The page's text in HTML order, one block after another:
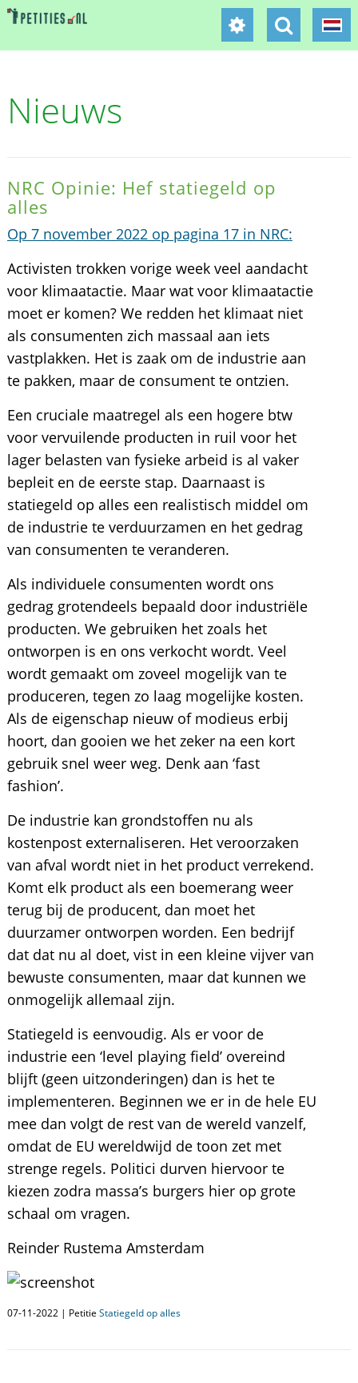
Nieuws
NRC Opinie: Hef statiegeld op
alles
Op 7 november 2022 op pagina 17 in NRC:
Activisten trokken vorige week veel aandacht
voor klimaatactie. Maar wat voor klimaatactie
moet er komen? We redden het klimaat niet
als consumenten zich massaal aan iets
vastplakken. Het is zaak om de industrie aan
te pakken, maar de consument te ontzien.
Een cruciale maatregel als een hogere btw
voor vervuilende producten in ruil voor het
lager belasten van fysieke arbeid is al vaker
bepleit en de eerste stap. Daarnaast is
statiegeld op alles een realistisch middel om
de industrie te verduurzamen en het gedrag
van consumenten te veranderen.
Als individuele consumenten wordt ons
gedrag grotendeels bepaald door industriële
producten. We gebruiken het zoals het
ontworpen is en ons verkocht wordt. Veel
wordt gemaakt om zoveel mogelijk van te
produceren, tegen zo laag mogelijke kosten.
Als de eigenschap nieuw of modieus erbij
hoort, dan gooien we het zeker na een kort
gebruik snel weer weg. Denk aan ‘fast
fashion’.
De industrie kan grondstoffen nu als
kostenpost externaliseren. Het veroorzaken
van afval wordt niet in het product verrekend.
Komt elk product als een boemerang weer
terug bij de producent, dan moet het
duurzamer ontworpen worden. Een bedrijf
dat dat nu al doet, vist in een kleine vijver van
bewuste consumenten, maar dat kunnen we
onmogelijk allemaal zijn.
Statiegeld is eenvoudig. Als er voor de
industrie een ‘level playing field’ overeind
blijft (geen uitzonderingen) dan is het te
implementeren. Beginnen we er in de hele EU
mee dan volgt de rest van de wereld vanzelf,
omdat de EU wereldwijd de toon zet met
strenge regels. Politici durven hiervoor te
kiezen zodra massa’s burgers hier op grote
schaal om vragen.
Reinder Rustema Amsterdam
07-11-2022 | Petitie Statiegeld op alles